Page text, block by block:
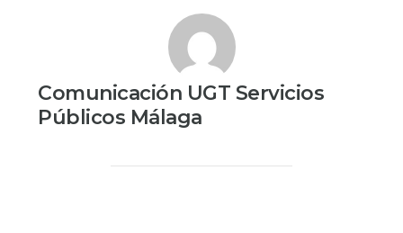
Comunicación UGT Servicios
Públicos Málaga